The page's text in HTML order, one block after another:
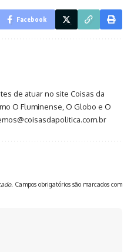
Facebook
de atuar no site Coisas da
O Fluminense, O Globo e O
Campos obrigatórios são marcados com